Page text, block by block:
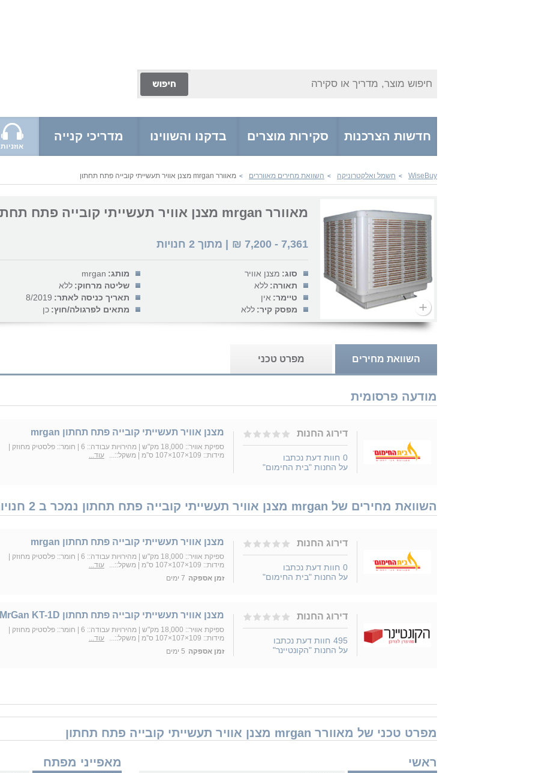
חיפוש מוצר, מדריך או סקירה
חדשות הצרכנות סקירות מוצרים בדקנו והשווינו מדריכי קנייה
אוזניות
WiseBuy
> חשמל ואלקטרוניקה > השוואת מחירים מאווררים > מאוורר mrgan מצנן אוויר תעשייתי קובייה פתח תחתון
מאוורר mrgan מצנן אוויר תעשייתי קובייה פתח תחתון
7,361
-
7,200
₪ | מתוך 2 חנויות
סוג: מצנן אוויר מותג: mrgan
תאורה: ללא שליטה מרחוק: ללא
טיימר: אין תאריך כניסה לאתר: 8/2019
מפסק קיר: ללא מתאים לפרגולה/חוץ: כן
השוואת מחירים מפרט טכני
מודעה פרסומית
דירוג החנות
0 חוות דעת נכתבו
על החנות "בית החימום"
מצנן אוויר תעשייתי קובייה פתח תחתון mrgan
ספיקת אוויר:: 18,000 מק"ש | מהירויות עבודה:: 6 | חומר:: פלסטיק מחוזק |
מידות:: 109×107×107 ס”מ | משקל::...
עוד...
השוואת מחירים של mrgan מצנן אוויר תעשייתי קובייה פתח תחתון נמכר ב 2 חנויות
דירוג החנות
0 חוות דעת נכתבו
על החנות "בית החימום"
מצנן אוויר תעשייתי קובייה פתח תחתון mrgan
ספיקת אוויר:: 18,000 מק"ש | מהירויות עבודה:: 6 | חומר:: פלסטיק מחוזק |
מידות:: 109×107×107 ס”מ | משקל::...
עוד...
זמן אספקה 7 ימים
דירוג החנות
495 חוות דעת נכתבו
על החנות "הקונטיינר"
מצנן אוויר תעשייתי קובייה פתח תחתון MrGan KT-1D
ספיקת אוויר:: 18,000 מק"ש | מהירויות עבודה:: 6 | חומר:: פלסטיק מחוזק |
מידות:: 109×107×107 ס”מ | משקל::...
עוד...
זמן אספקה 5 ימים
מפרט טכני של מאוורר mrgan מצנן אוויר תעשייתי קובייה פתח תחתון
ראשי מאפייני מפתח